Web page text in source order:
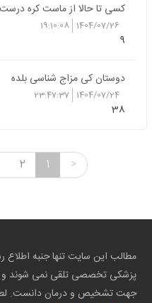
کسی تا حالا از ماست کره
1404/07/26
19:10:08
9
دوستان کی مزاج شناسی بلده
1404/07/24
23:47:37
38
>
1
2
مطالب این سایت تنها جنبه
پزشکی تخصصی تلقی نمی شوند و
جهت تشخیص و درمان دانست.